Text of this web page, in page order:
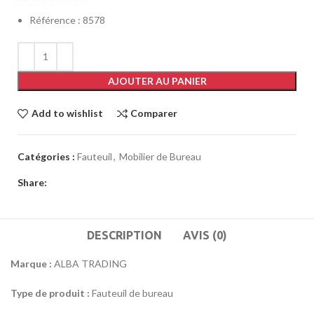
Référence : 8578
AJOUTER AU PANIER
Add to wishlist Comparer
Catégories : Fauteuil, Mobilier de Bureau
Share:
DESCRIPTION AVIS (0)
Marque :ALBA TRADING
Type de produit :Fauteuil de bureau